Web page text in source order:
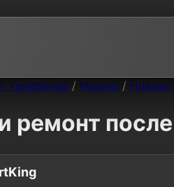
телефонов / Huawei / Huawei
ремонт